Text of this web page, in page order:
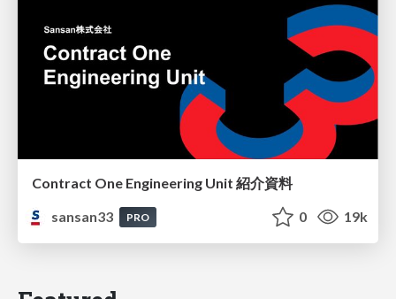
Contract One Engineering Unit 紹介資料
sansan33
PRO 0 19k